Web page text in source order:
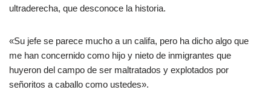
ultraderecha, que desconoce la historia.
«Su jefe se parece mucho a un califa, pero ha dicho algo que
me han concernido como hijo y nieto de inmigrantes que
huyeron del campo de ser maltratados y explotados por
señoritos a caballo como ustedes».